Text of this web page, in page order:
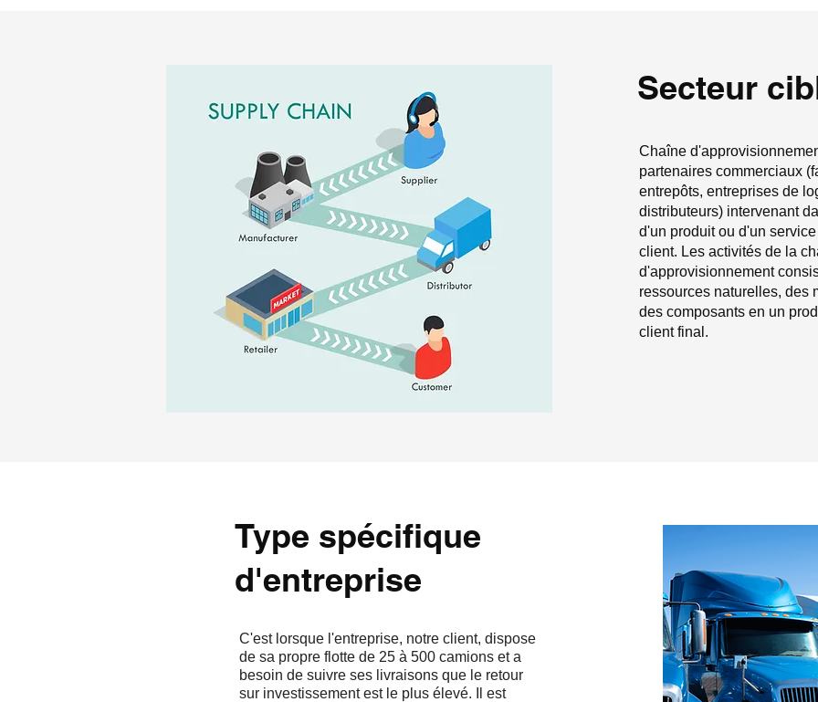
Secteur
Chaîne
partenaires commerciaux
entrepôts, entreprises de
distributeurs) intervenant
d'un produit ou d'un
client. Les activités de la
d'approvisionnement
ressources naturelles, des
des composants en un
client final.
Type spécifique
d'entreprise
C'est lorsque l'entreprise, notre client, dispose
de sa propre flotte de 25 à 500 camions et a
besoin de suivre ses livraisons que le retour
sur investissement est le plus élevé. Il est